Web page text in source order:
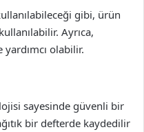
gibi, ürün
Ayrıca,
olabilir.
sayesinde güvenli bir
bir defterde kaydedilir